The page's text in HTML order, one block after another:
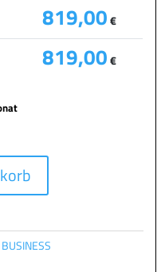
819,00€
819,00€
r
BUSINESS